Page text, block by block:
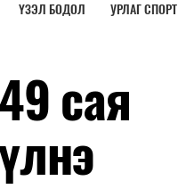
ҮЗЭЛ БОДОЛ УРЛАГ СПОРТ
сая